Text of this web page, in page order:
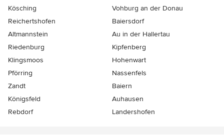
Kösching
Vohburg an der Donau
Reichertshofen
Baiersdorf
Altmannstein
Au in der Hallertau
Riedenburg
Kipfenberg
Klingsmoos
Hohenwart
Pförring
Nassenfels
Zandt
Baiern
Königsfeld
Auhausen
Rebdorf
Landershofen